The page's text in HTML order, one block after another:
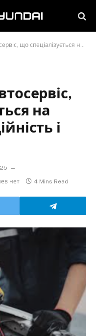
на HYUNDAI — надійність і якість
на
і
нет 4 Mins Read